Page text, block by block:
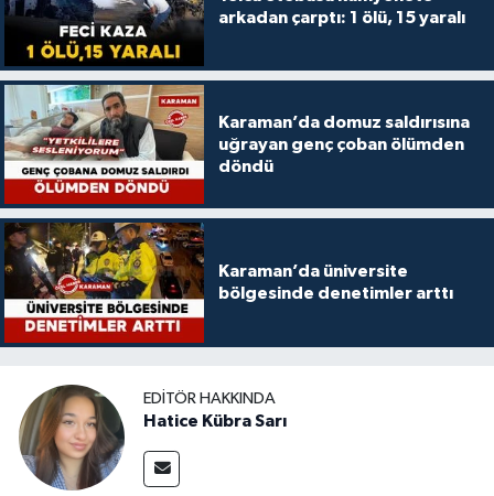
arkadan çarptı: 1 ölü, 15 yaralı
Karaman’da domuz saldırısına
uğrayan genç çoban ölümden
döndü
Karaman’da üniversite
bölgesinde denetimler arttı
EDITÖR HAKKINDA
Hatice Kübra Sarı